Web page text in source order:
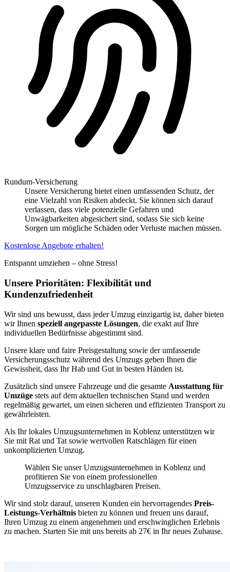
Rundum-Versicherung
Unsere Versicherung bietet einen umfassenden Schutz, der
eine Vielzahl von Risiken abdeckt. Sie können sich darauf
verlassen, dass viele potenzielle Gefahren und
Unwägbarkeiten abgesichert sind, sodass Sie sich keine
Sorgen um mögliche Schäden oder Verluste machen müssen.
Kostenlose Angebote erhalten!
Entspannt umziehen – ohne Stress!
Unsere Prioritäten: Flexibilität und
Kundenzufriedenheit
Wir sind uns bewusst, dass jeder Umzug einzigartig ist, daher bieten
wir Ihnen speziell angepasste Lösungen, die exakt auf Ihre
individuellen Bedürfnisse abgestimmt sind.
Unsere klare und faire Preisgestaltung sowie der umfassende
Versicherungsschutz während des Umzugs geben Ihnen die
Gewissheit, dass Ihr Hab und Gut in besten Händen ist.
Zusätzlich sind unsere Fahrzeuge und die gesamte Ausstattung für
Umzüge stets auf dem aktuellen technischen Stand und werden
regelmäßig gewartet, um einen sicheren und effizienten Transport zu
gewährleisten.
Als Ihr lokales Umzugsunternehmen in Koblenz unterstützen wir
Sie mit Rat und Tat sowie wertvollen Ratschlägen für einen
unkomplizierten Umzug.
Wählen Sie unser Umzugsunternehmen in Koblenz und
profitieren Sie von einem professionellen
Umzugsservice zu unschlagbaren Preisen.
Wir sind stolz darauf, unseren Kunden ein hervorragendes Preis-
Leistungs-Verhältnis bieten zu können und freuen uns darauf,
Ihren Umzug zu einem angenehmen und erschwinglichen Erlebnis
zu machen. Starten Sie mit uns bereits ab 27€ in Ihr neues Zuhause.